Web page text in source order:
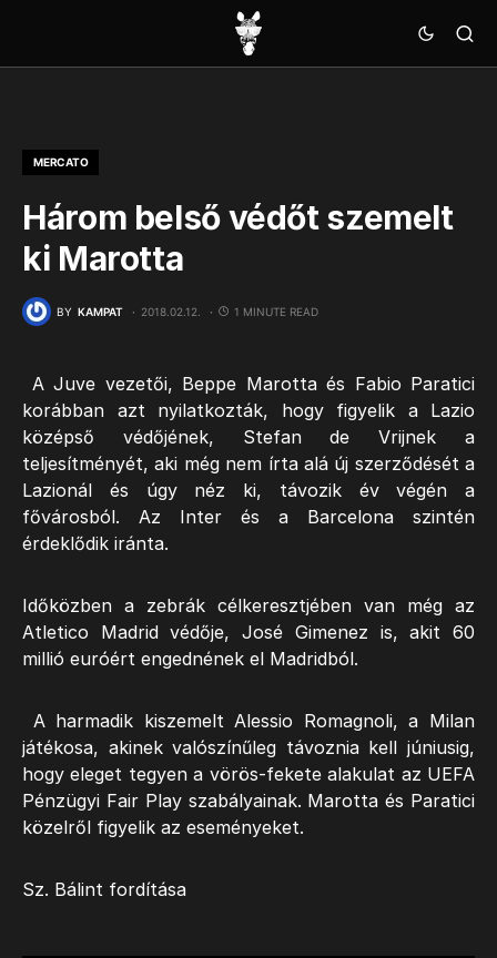
MERCATO
Három belső védőt szemelt
ki Marotta
BY KAMPAT 2018.02.12. 1 MINUTE READ
A Juve vezetői, Beppe Marotta és Fabio Paratici
korábban azt nyilatkozták, hogy figyelik a Lazio
középső védőjének, Stefan de Vrijnek a
teljesítményét, aki még nem írta alá új szerződését a
Lazionál és úgy néz ki, távozik év végén a
fővárosból. Az Inter és a Barcelona szintén
érdeklődik iránta.
Időközben a zebrák célkeresztjében van még az
Atletico Madrid védője, José Gimenez is, akit 60
millió euróért engednének el Madridból.
A harmadik kiszemelt Alessio Romagnoli, a Milan
játékosa, akinek valószínűleg távoznia kell júniusig,
hogy eleget tegyen a vörös-fekete alakulat az UEFA
Pénzügyi Fair Play szabályainak. Marotta és Paratici
közelről figyelik az eseményeket.
Sz. Bálint fordítása